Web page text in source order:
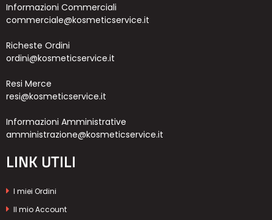
Informazioni Commerciali
commerciale@kosmeticservice.it
Richeste Ordini
ordini@kosmeticservice.it
Resi Merce
resi@kosmeticservice.it
Informazioni Amministrative
amministrazione@kosmeticservice.it
LINK UTILI
I miei Ordini
Il mio Account